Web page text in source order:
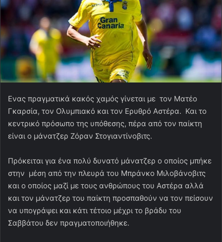
Eνας πραγματικά κακός χαμός γίνεται με τον Ματέο
Γκαρσία, τον Ολυμπιακό και τον Ερυθρό Αστέρα. Και το
κεντρικό πρόσωπο της υπόθεσης, πέρα από τον παίκτη
είναι ο μάνατζερ Ζόραν Στογιαντίνοβιτς.
Πρόκειται για ένα πολύ δυνατό μάνατζερ ο οποίος μπήκε
στην μέση από την πλευρά του Μπράνκο Μιλοβάνοβιτς
και ο οποίος μαζί με τους ανθρώπους του Αστέρα αλλά
και τον μάνατζερ του παίκτη προσπαθούν να τον πείσουν
να υπογράψει και κάτι τέτοιο μέχρι το βράδυ του
Σαββάτου δεν πραγματοποιήθηκε.